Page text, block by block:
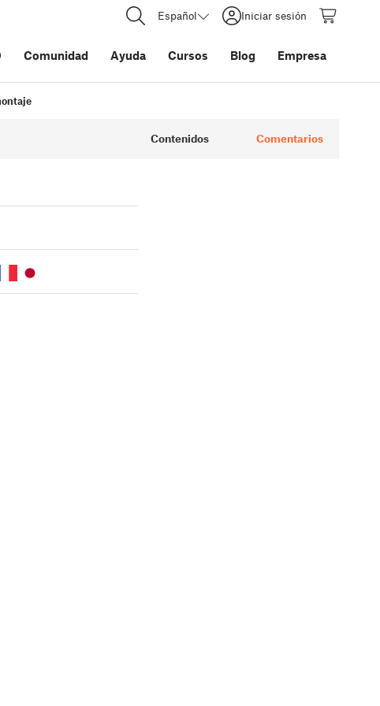
Español Iniciar sesión
Comunidad Ayuda Cursos Blog Empresa
Contenidos Comentarios